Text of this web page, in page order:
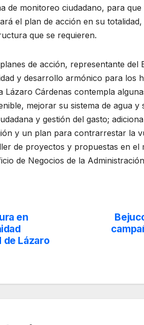
de monitoreo ciudadano, para
el plan de acción en su
que se requieren.
de acción, representante del
y desarrollo armónico para los
Lázaro Cárdenas contempla
mejorar su sistema de agua
y gestión del gasto;
y un plan para contrarrestar la
de proyectos y propuestas en el
de Negocios de la
en
Lázaro